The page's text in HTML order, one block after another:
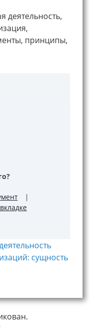
деятельность,
принципы,
|
сущность